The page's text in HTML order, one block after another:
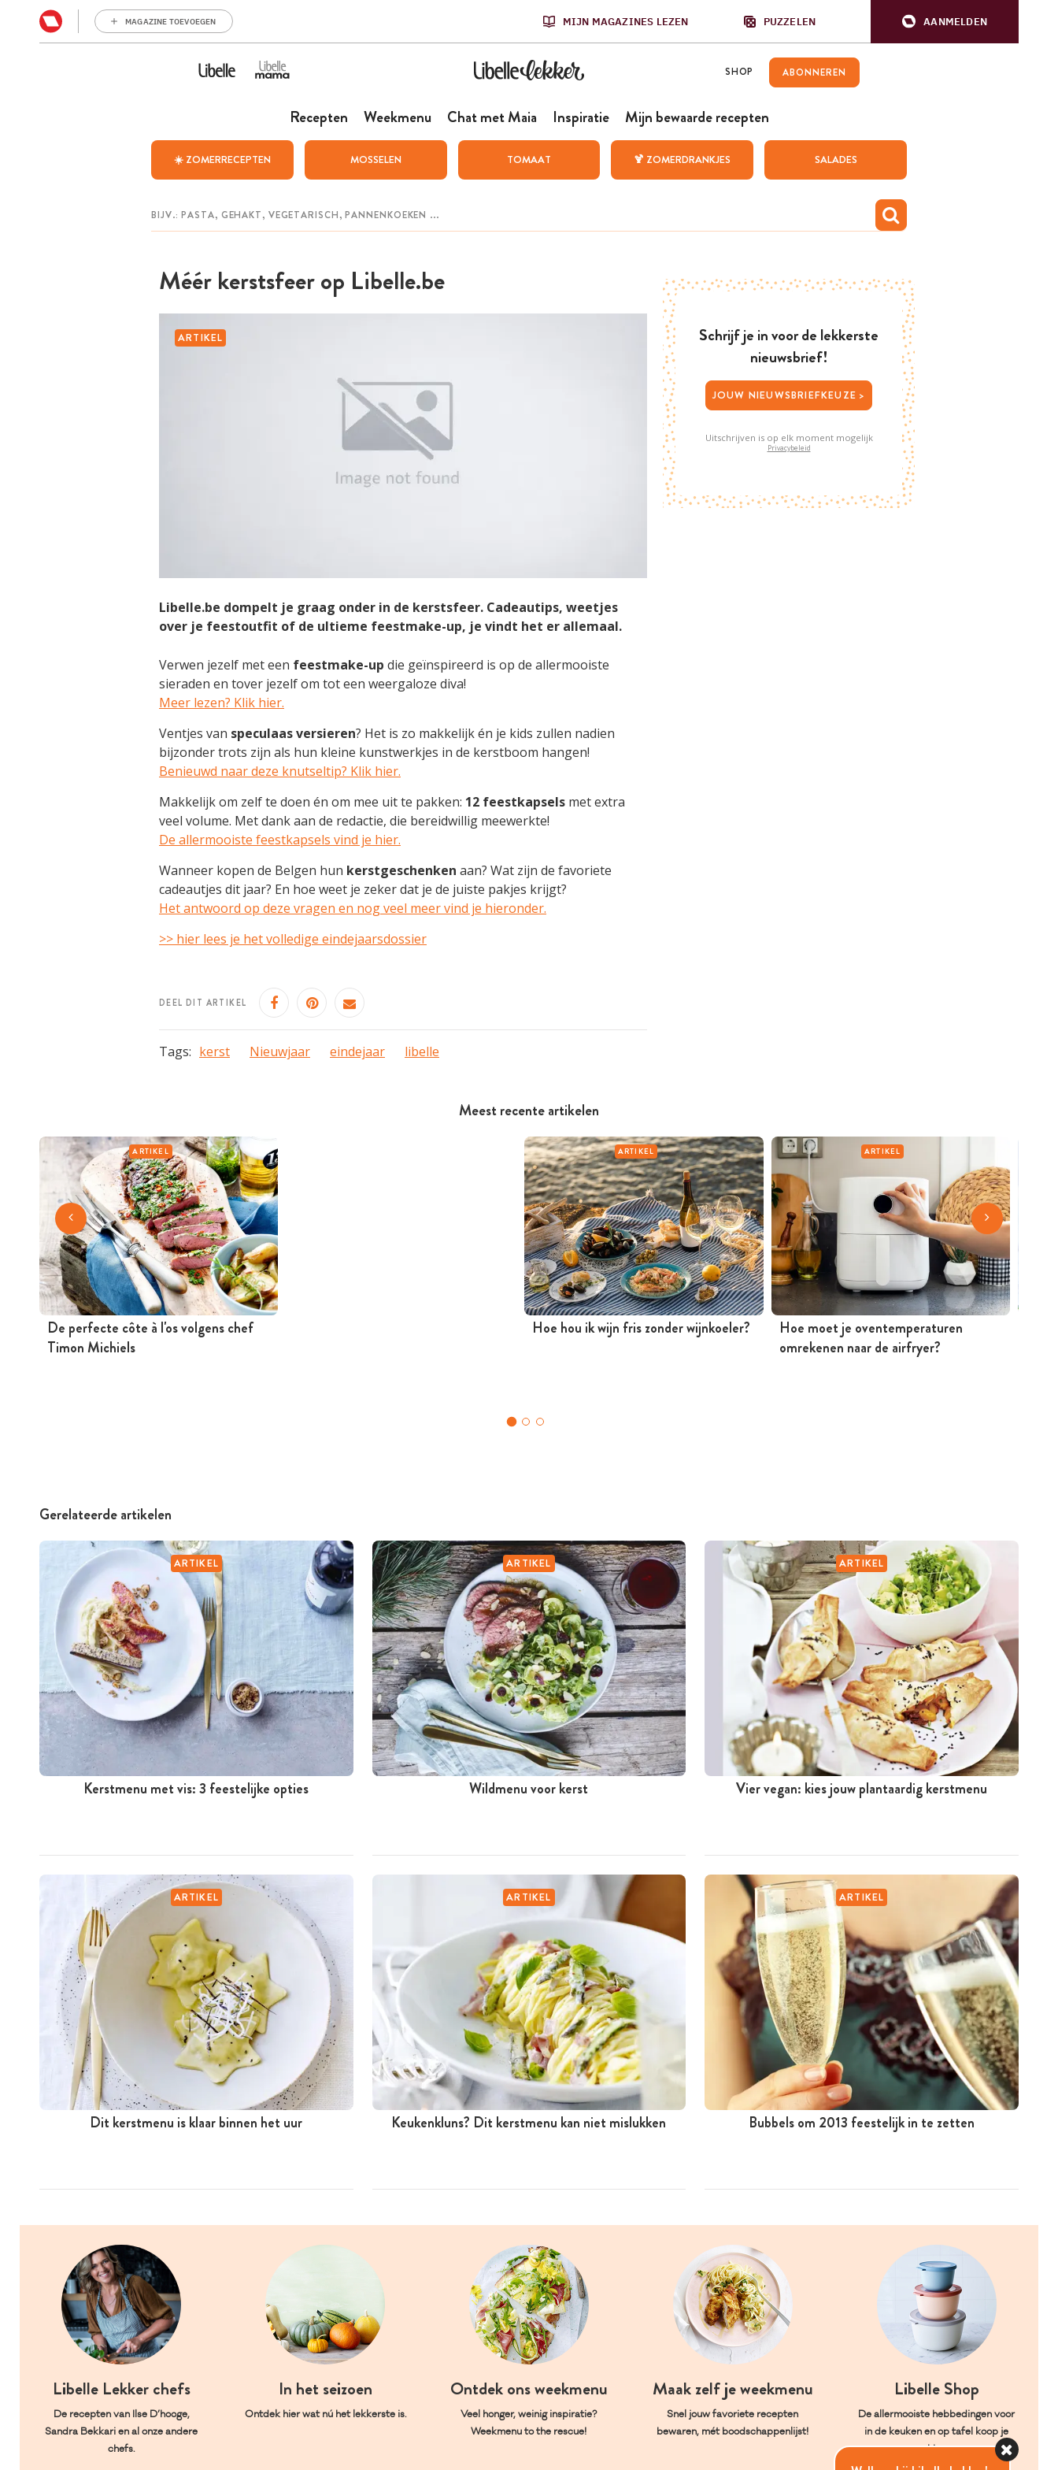
MAGAZINE TOEVOEGEN MIJN MAGAZINES LEZEN PUZZELEN AANMELDEN
SHOP ABONNEREN
Recepten Weekmenu Chat met Maia Inspiratie Mijn bewaarde recepten
☀️ ZOMERRECEPTEN MOSSELEN TOMAAT 🍹 ZOMERDRANKJES SALADES
Meest recente artikelen
ARTIKEL
De perfecte côte à l'os volgens chef
Timon Michiels
ARTIKEL
Hoe hou ik wijn fris zonder wijnkoeler?
ARTIKEL
Hoe moet je oventemperaturen
omrekenen naar de airfryer?
Méér kerstsfeer op Libelle.be
ARTIKEL
Libelle.be dompelt je graag onder in de kerstsfeer. Cadeautips, weetjes
over je feestoutfit of de ultieme feestmake-up, je vindt het er allemaal.
Verwen jezelf met een feestmake-up die geïnspireerd is op de allermooiste
sieraden en tover jezelf om tot een weergaloze diva!
Meer lezen? Klik hier.
Ventjes van speculaas versieren? Het is zo makkelijk én je kids zullen nadien
bijzonder trots zijn als hun kleine kunstwerkjes in de kerstboom hangen!
Benieuwd naar deze knutseltip? Klik hier.
Makkelijk om zelf te doen én om mee uit te pakken: 12 feestkapsels met extra
veel volume. Met dank aan de redactie, die bereidwillig meewerkte!
De allermooiste feestkapsels vind je hier.
Wanneer kopen de Belgen hun kerstgeschenken aan? Wat zijn de favoriete
cadeautjes dit jaar? En hoe weet je zeker dat je de juiste pakjes krijgt?
Het antwoord op deze vragen en nog veel meer vind je hieronder.
>> hier lees je het volledige eindejaarsdossier
DEEL DIT ARTIKEL
Tags: kerst Nieuwjaar eindejaar libelle
Schrijf je in voor de lekkerste
nieuwsbrief!
JOUW NIEUWSBRIEFKEUZE >
Uitschrijven is op elk moment mogelijk
Privacybeleid
Gerelateerde artikelen
ARTIKEL
Kerstmenu met vis: 3 feestelijke opties
ARTIKEL
Wildmenu voor kerst
ARTIKEL
Vier vegan: kies jouw plantaardig kerstmenu
ARTIKEL
Dit kerstmenu is klaar binnen het uur
ARTIKEL
Keukenkluns? Dit kerstmenu kan niet mislukken
ARTIKEL
Bubbels om 2013 feestelijk in te zetten
Libelle Lekker chefs
De recepten van Ilse D’hooge,
Sandra Bekkari en al onze andere
chefs.
In het seizoen
Ontdek hier wat nú het lekkerste is.
Ontdek ons weekmenu
Veel honger, weinig inspiratie?
Weekmenu to the rescue!
Maak zelf je weekmenu
Snel jouw favoriete recepten
bewaren, mét boodschappenlijst!
Libelle Shop
De allermooiste hebbedingen voor
in de keuken en op tafel koop je
hier.